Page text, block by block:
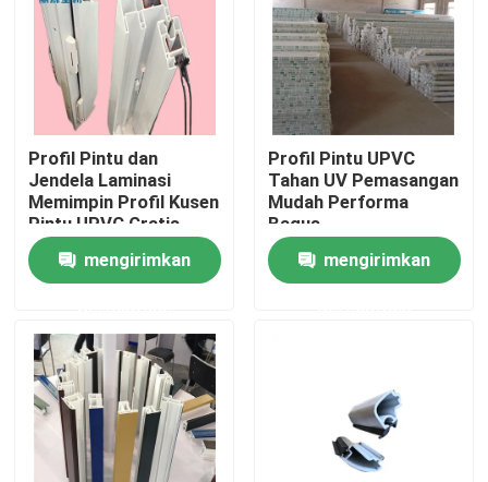
Tentang kami
Tur Pabrik
Kontrol kualitas
Hubungi kami
Permintaan Penawaran
Profil Pintu UPVC
Profil Jendela UPVC
Profil Pintu dan
Jendela Laminasi
Memimpin Profil Kusen
Pintu UPVC Gratis
mengirimkan
Profil Pintu UPVC
Tahan UV Pemasangan
Mudah Performa
Bagus
mengirimkan